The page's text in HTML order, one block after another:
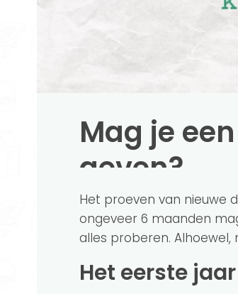
Mag je
geven?
Het proeven van nieuwe
ongeveer 6 maanden
alles proberen.
Het eerste